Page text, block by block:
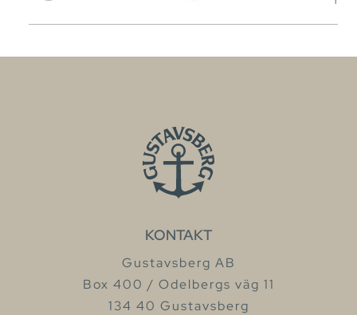
KONTAKT
Gustavsberg AB
Box 400 / Odelbergs väg 11
134 40 Gustavsberg